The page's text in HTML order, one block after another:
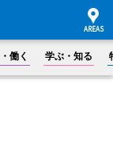
働く 学ぶ・知る